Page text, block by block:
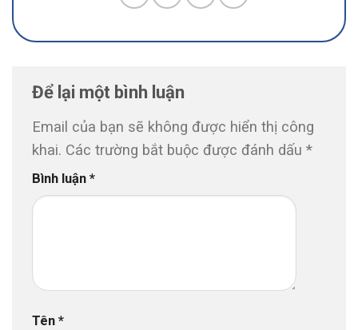
Để lại một bình luận
Email của bạn sẽ không được hiển thị công
khai. Các trường bắt buộc được đánh dấu *
Bình luận *
Tên *